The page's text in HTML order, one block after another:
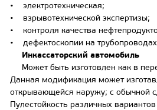
• электротехническая;
• взрывотехнической экспертизы;
• контроля качества
• дефектоскопии на
Инкассаторский автомобиль
Может быть изготовлен как в
Данная модификация может
открывающейся наружу; с обычной
Пулестойкость различных